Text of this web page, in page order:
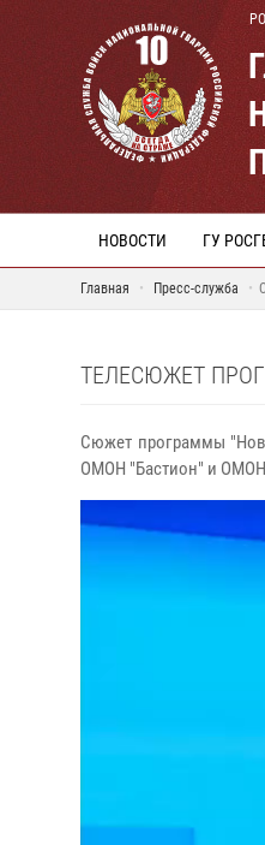
НОВОСТИ ГУ
Главная Пресс-служба
ТЕЛЕСЮЖЕТ
Сюжет программы
ОМОН "Бастион" и ОМОН